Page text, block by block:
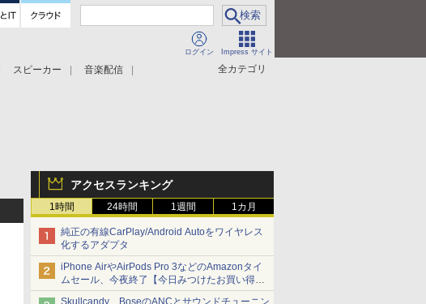
ログイン Impress サイト
全カテゴリ
スピーカー
音楽配信
アクセスランキング
1時間 24時間 1週間 1カ月
純正の有線CarPlay/Android Autoをワイヤレス
化するアダプタ
iPhone AirやAirPods Pro 3などのAmazonタイ
ムセール、今夜終了【今日みつけたお買い得
品】
Skullcandy、BoseのANCとサウンドチューニン